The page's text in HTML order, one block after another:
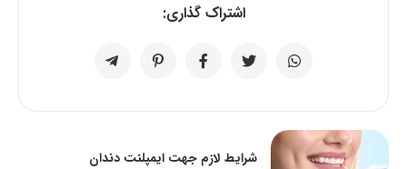
اشتراک گذاری:
شرایط لازم جهت ایمپلنت دندان